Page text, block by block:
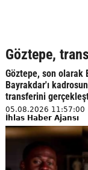
Göztepe,
Göztepe, son olarak
Bayrakdar'ı
transferini
05.08.2026 11:57:00
İhlas Haber Ajansı